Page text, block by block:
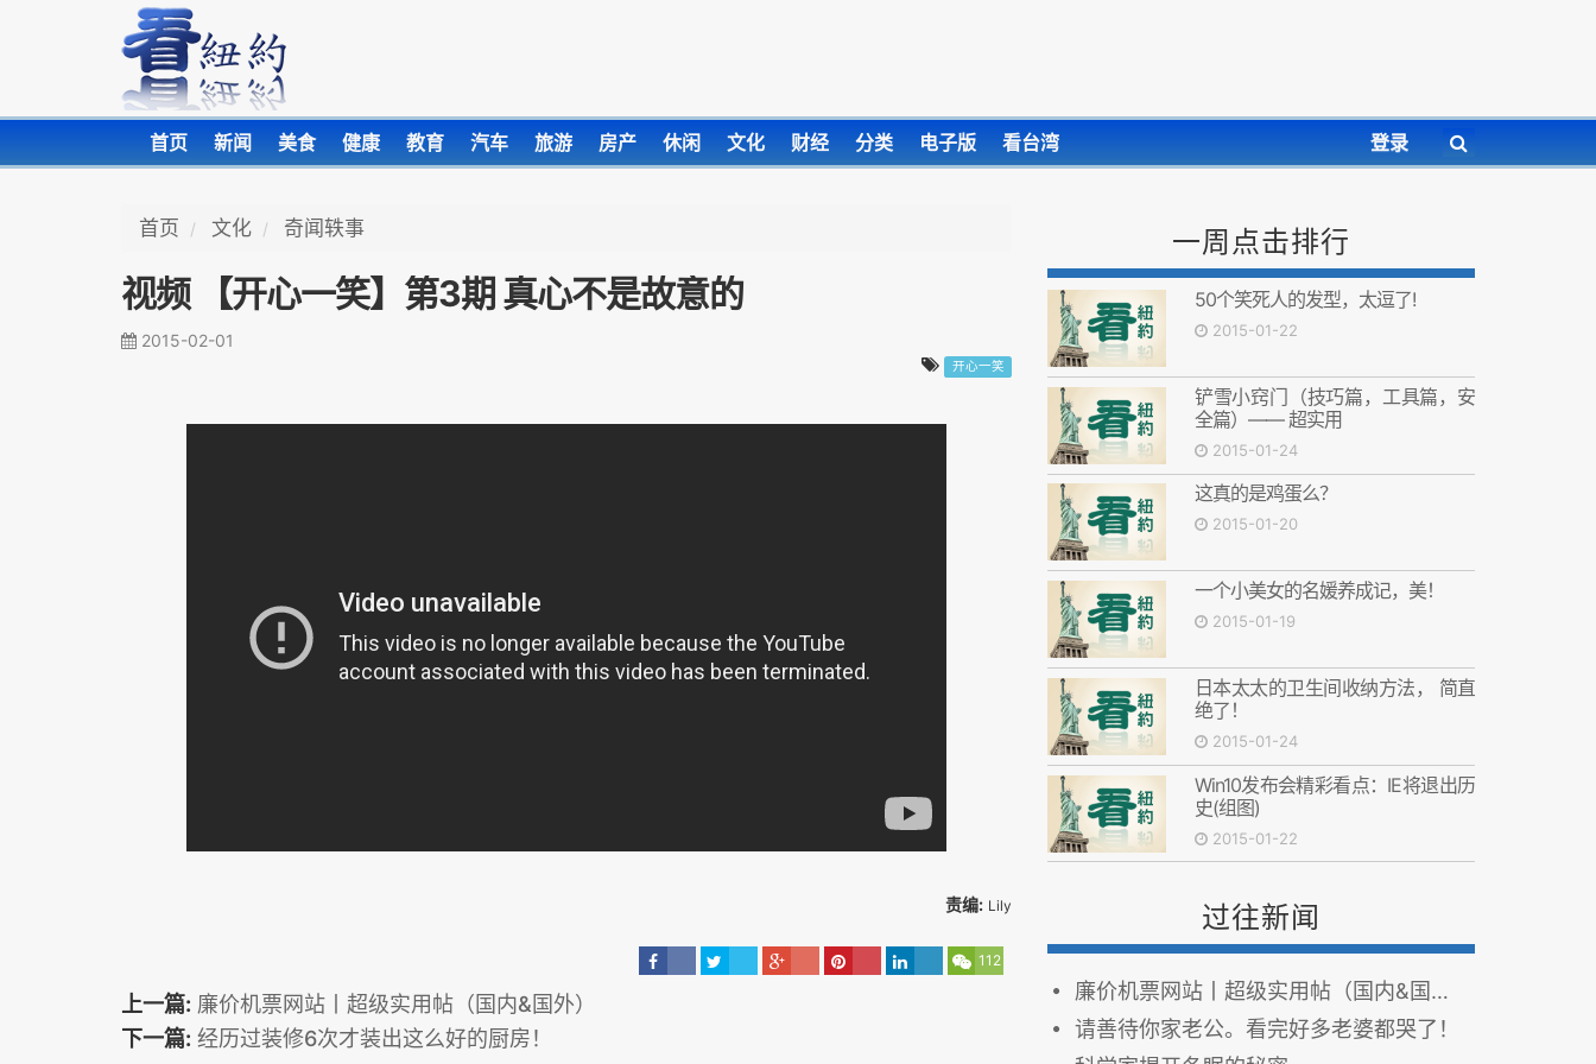
首页 新闻 美食 健康 教育 汽车 旅游 房产 休闲 文化 财经 分类 电子版 看台湾 登录
首页 文化 奇闻轶事
视频 【开心一笑】第3期 真心不是故意的
2015-02-01
开心一笑
责编: Lily
112
上一篇: 廉价机票网站丨超级实用帖（国内&国外）
下一篇: 经历过装修6次才装出这么好的厨房！
一周点击排行
50个笑死人的发型，太逗了!
2015-01-22
铲雪小窍门（技巧篇，工具篇，安
全篇）—— 超实用
2015-01-24
这真的是鸡蛋么？
2015-01-20
一个小美女的名媛养成记，美！
2015-01-19
日本太太的卫生间收纳方法， 简直
绝了！
2015-01-24
Win10发布会精彩看点：IE将退出历
史(组图)
2015-01-22
过往新闻
廉价机票网站丨超级实用帖（国内&国外）
请善待你家老公。看完好多老婆都哭了！